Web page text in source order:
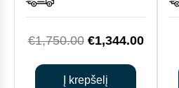
€1,750.00 Original
was:
€1,344.00Current
Į krepšelį